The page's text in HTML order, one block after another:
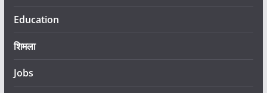
Education
शिमला
Jobs